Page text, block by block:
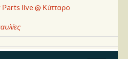
live @ Κύτταρο